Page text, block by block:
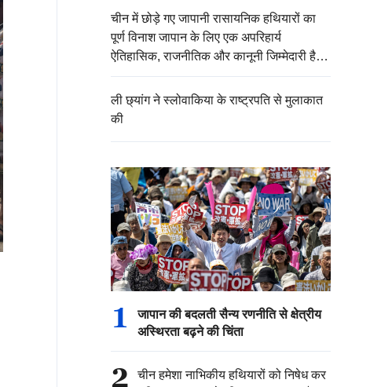
चीन में छोड़े गए जापानी रासायनिक हथियारों का
पूर्ण विनाश जापान के लिए एक अपरिहार्य
ऐतिहासिक, राजनीतिक और कानूनी जिम्मेदारी है：
चीनी विदेश मंत्रालय
ली छ्यांग ने स्लोवाकिया के राष्ट्रपति से मुलाकात
की
1
जापान की बदलती सैन्य रणनीति से क्षेत्रीय
अस्थिरता बढ़ने की चिंता
2
चीन हमेशा नाभिकीय हथियारों को निषेध कर